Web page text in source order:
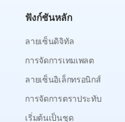
ฟังก์ชันหลัก
ลายเซ็นดิจิทัล
การจัดการเทมเพลต
ลายเซ็นอิเล็กทรอนิกส์
การจัดการตราประทับ
เริ่มต้นเป็นชุด